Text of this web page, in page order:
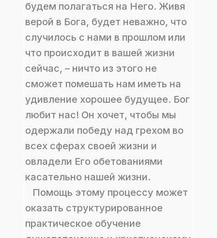
будем полагаться на Него. Живя
верой в Бога, будет неважно, что
случилось с нами в прошлом или
что происходит в вашей жизни
сейчас, – ничто из этого не
сможет помешать нам иметь на
удивление хорошее будущее. Бог
любит нас! Он хочет, чтобы мы
одержали победу над грехом во
всех сферах своей жизни и
овладели Его обетованиями
касательно нашей жизни.
Помощь этому процессу может
оказать структурированное
практическое обучение